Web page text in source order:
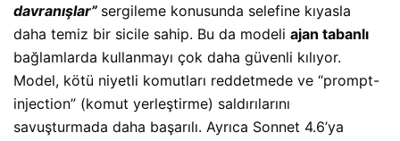
davranışlar” sergileme konusunda selefine kıyasla
daha temiz bir sicile sahip. Bu da modeli ajan tabanlı
bağlamlarda kullanmayı çok daha güvenli kılıyor.
Model, kötü niyetli komutları reddetmede ve “prompt-
injection” (komut yerleştirme) saldırılarını
savuşturmada daha başarılı. Ayrıca Sonnet 4.6’ya